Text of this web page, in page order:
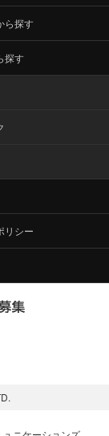
ら探す
探す
リシー